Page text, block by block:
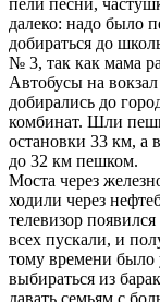
пели песни,
далеко: надо было
добираться до
№ 3, так как мама
Автобусы на
добирались до
комбинат. Шли
остановки 33 км, а
до 32 км пешком.
Моста через
ходили через
телевизор
всех пускали, и
тому времени было
выбираться из
давать семьям с